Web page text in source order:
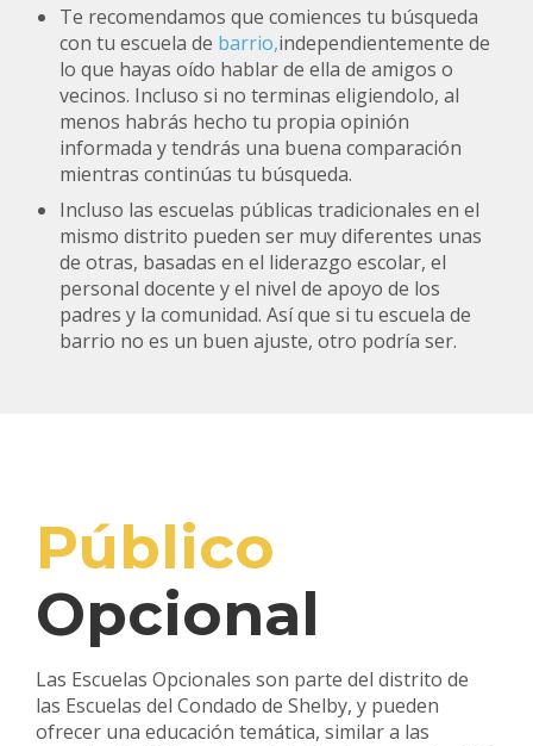
Te recomendamos que comiences tu búsqueda
con tu escuela de barrio,independientemente de
lo que hayas oído hablar de ella de amigos o
vecinos. Incluso si no terminas eligiendolo, al
menos habrás hecho tu propia opinión
informada y tendrás una buena comparación
mientras continúas tu búsqueda.
Incluso las escuelas públicas tradicionales en el
mismo distrito pueden ser muy diferentes unas
de otras, basadas en el liderazgo escolar, el
personal docente y el nivel de apoyo de los
padres y la comunidad. Así que si tu escuela de
barrio no es un buen ajuste, otro podría ser.
Público
Opcional
Las Escuelas Opcionales son parte del distrito de
las Escuelas del Condado de Shelby, y pueden
ofrecer una educación temática, similar a las